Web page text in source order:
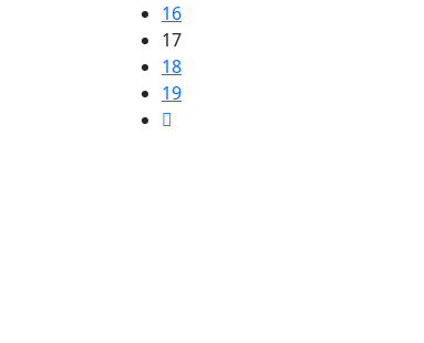
16
17
18
19